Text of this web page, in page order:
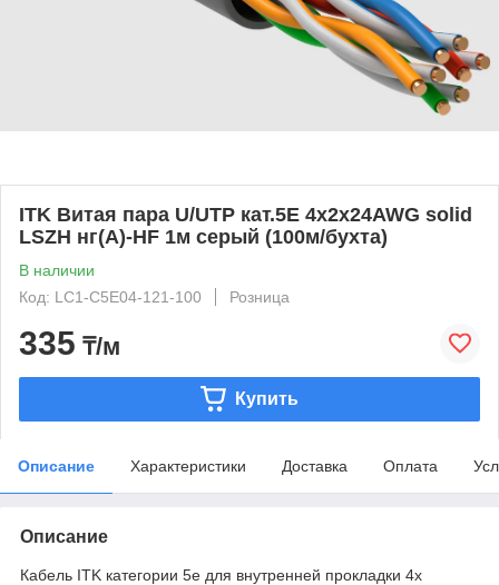
ITK Витая пара U/UTP кат.5E 4х2х24AWG solid
LSZH нг(А)-HF 1м серый (100м/бухта)
В наличии
Код: LC1-C5E04-121-100
Розница
335 ₸/м
Купить
Описание Характеристики Доставка Оплата
Описание
Кабель ITK категории 5e для внутренней прокладки 4х